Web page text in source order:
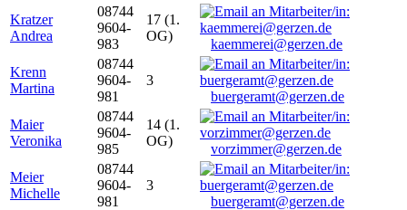
Kratzer
Andrea
08744
9604-
983
17 (1.
OG)
kaemmerei@gerzen.de
Krenn
Martina
08744
9604-
981
3
buergeramt@gerzen.de
Maier
Veronika
08744
9604-
985
14 (1.
OG)
vorzimmer@gerzen.de
Meier
Michelle
08744
9604-
981
3
buergeramt@gerzen.de